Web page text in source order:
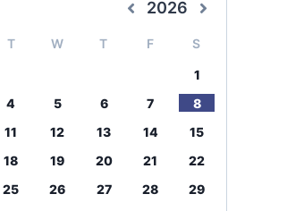
2026
T W T F S
1
4 5 6 7
8
11 12 13 14
15
18 19 20 21
22
25 26 27 28
29